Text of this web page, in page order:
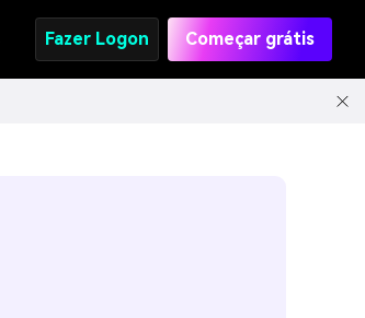
Fazer Logon Começar grátis